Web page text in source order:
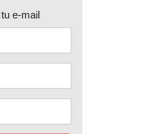
e-mail